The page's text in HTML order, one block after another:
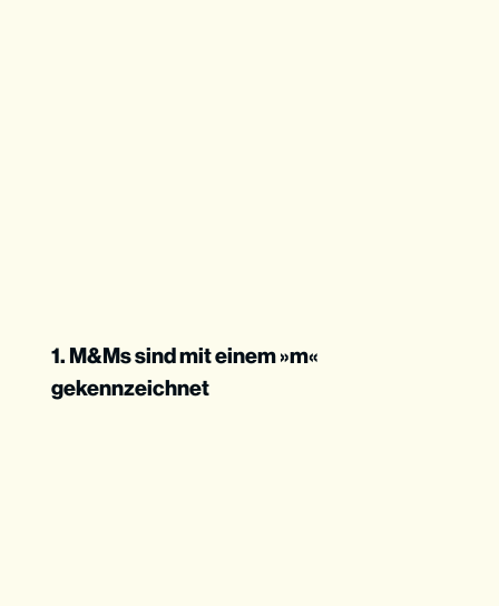
1. M&Ms sind mit einem »m«
gekennzeichnet